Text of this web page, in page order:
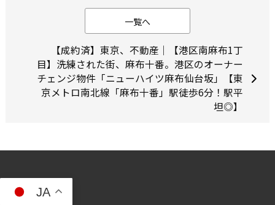
一覧へ
【成約済】東京、不動産｜【港区南麻布1丁
目】洗練された街、麻布十番。港区のオーナー
チェンジ物件「ニューハイツ麻布仙台坂」【東
京メトロ南北線「麻布十番」駅徒歩6分！駅平
坦◎】
JA